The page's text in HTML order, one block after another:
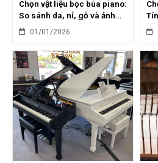
Chọn vật liệu bọc búa piano:
So sánh da, nỉ, gỗ và ảnh
hưởng âm thanh
01/01/2026